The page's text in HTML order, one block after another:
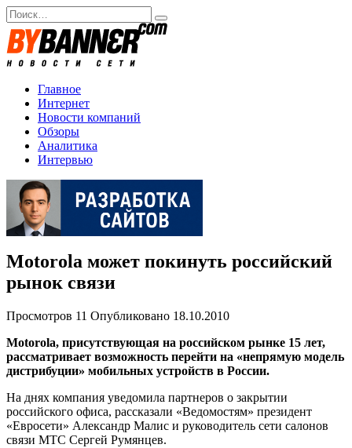
Перейти
к
содержанию
Search
for:
Главное
Интернет
Новости компаний
Обзоры
Аналитика
Интервью
Motorola может покинуть российский
рынок связи
Просмотров 11 Опубликовано 18.10.2010
Motorola, присутствующая на российском рынке 15 лет,
рассматривает возможность перейти на «непрямую модель
дистрибуции» мобильных устройств в России.
На днях компания уведомила партнеров о закрытии
российского офиса, рассказали «Ведомостям» президент
«Евросети» Александр Малис и руководитель сети салонов
связи МТС Сергей Румянцев.